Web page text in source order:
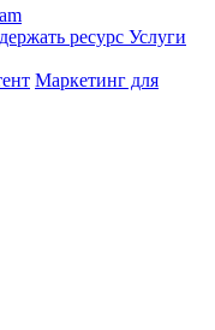
ресурс Услуги
Маркетинг для